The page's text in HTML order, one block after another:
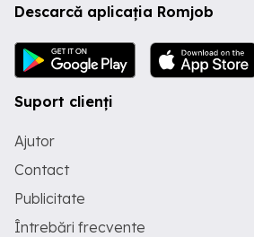
Descarcă aplicația Romjob
Suport clienți
Ajutor
Contact
Publicitate
Întrebări frecvente